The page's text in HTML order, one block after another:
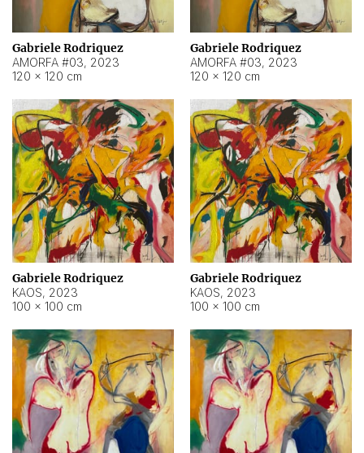
Gabriele Rodriquez
AMORFA #03, 2023
120 × 120 cm
Gabriele Rodriquez
AMORFA #03, 2023
120 × 120 cm
Gabriele Rodriquez
KAOS, 2023
100 × 100 cm
Gabriele Rodriquez
KAOS, 2023
100 × 100 cm